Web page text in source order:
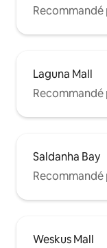
Recommandé
Laguna Mall
Saldanha Bay
Weskus Mall